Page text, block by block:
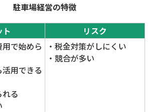
駐車場経営の特徴
ト
リスク
用で始めら
活用できる
れる
・税金対策がしにくい
・競合が多い